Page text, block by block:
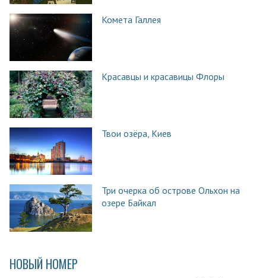
Комета Галлея
Красавцы и красавицы Флоры
Твои озёра, Киев
Три очерка об острове Ольхон на
озере Байкал
НОВЫЙ НОМЕР